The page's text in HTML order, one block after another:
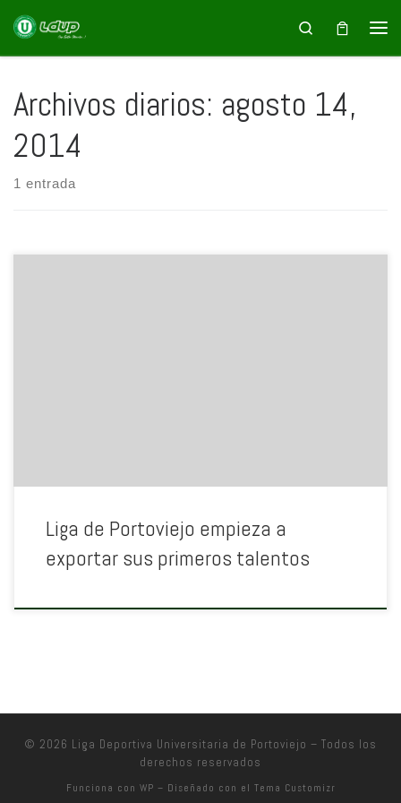
Saltar al contenido Search
Archivos diarios: agosto 14,
2014
1 entrada
Liga de Portoviejo empieza a
exportar sus primeros talentos
© 2026 Liga Deportiva Universitaria de Portoviejo – Todos los
derechos reservados
Funciona con WP – Diseñado con el Tema Customizr